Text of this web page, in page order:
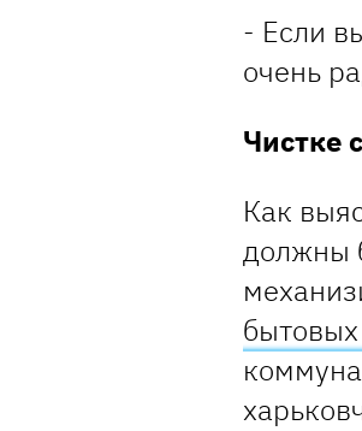
- Если
очень
Чистке
Как
должны